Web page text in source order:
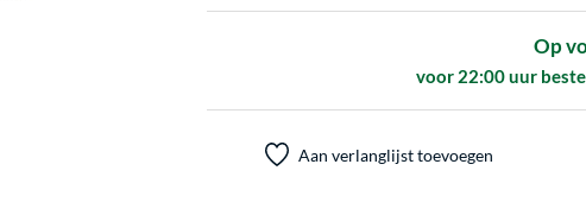
Op
voor 22:00 uur
Aan verlanglijst toevoegen